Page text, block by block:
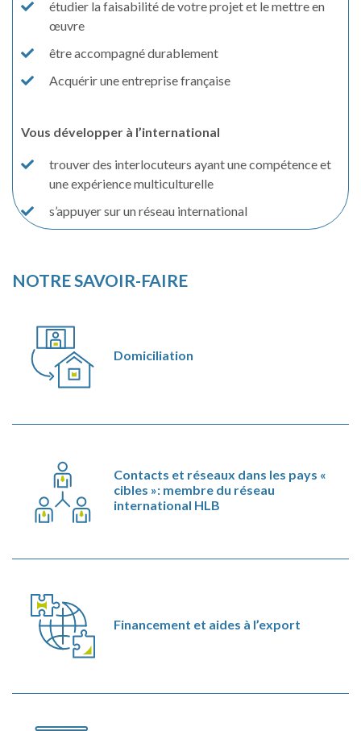
étudier la faisabilité de votre projet et le mettre en
œuvre
être accompagné durablement
Acquérir une entreprise française
Vous développer à l’international
trouver des interlocuteurs ayant une compétence et
une expérience multiculturelle
s’appuyer sur un réseau international
NOTRE SAVOIR-FAIRE
Domiciliation
Contacts et réseaux dans les pays «
cibles »: membre du réseau
international HLB
Financement et aides à l’export